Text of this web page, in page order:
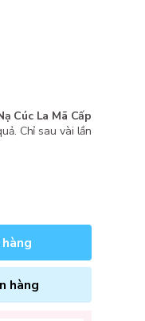
Cúc La Mã Cấp
Chỉ sau vài lần
hàng